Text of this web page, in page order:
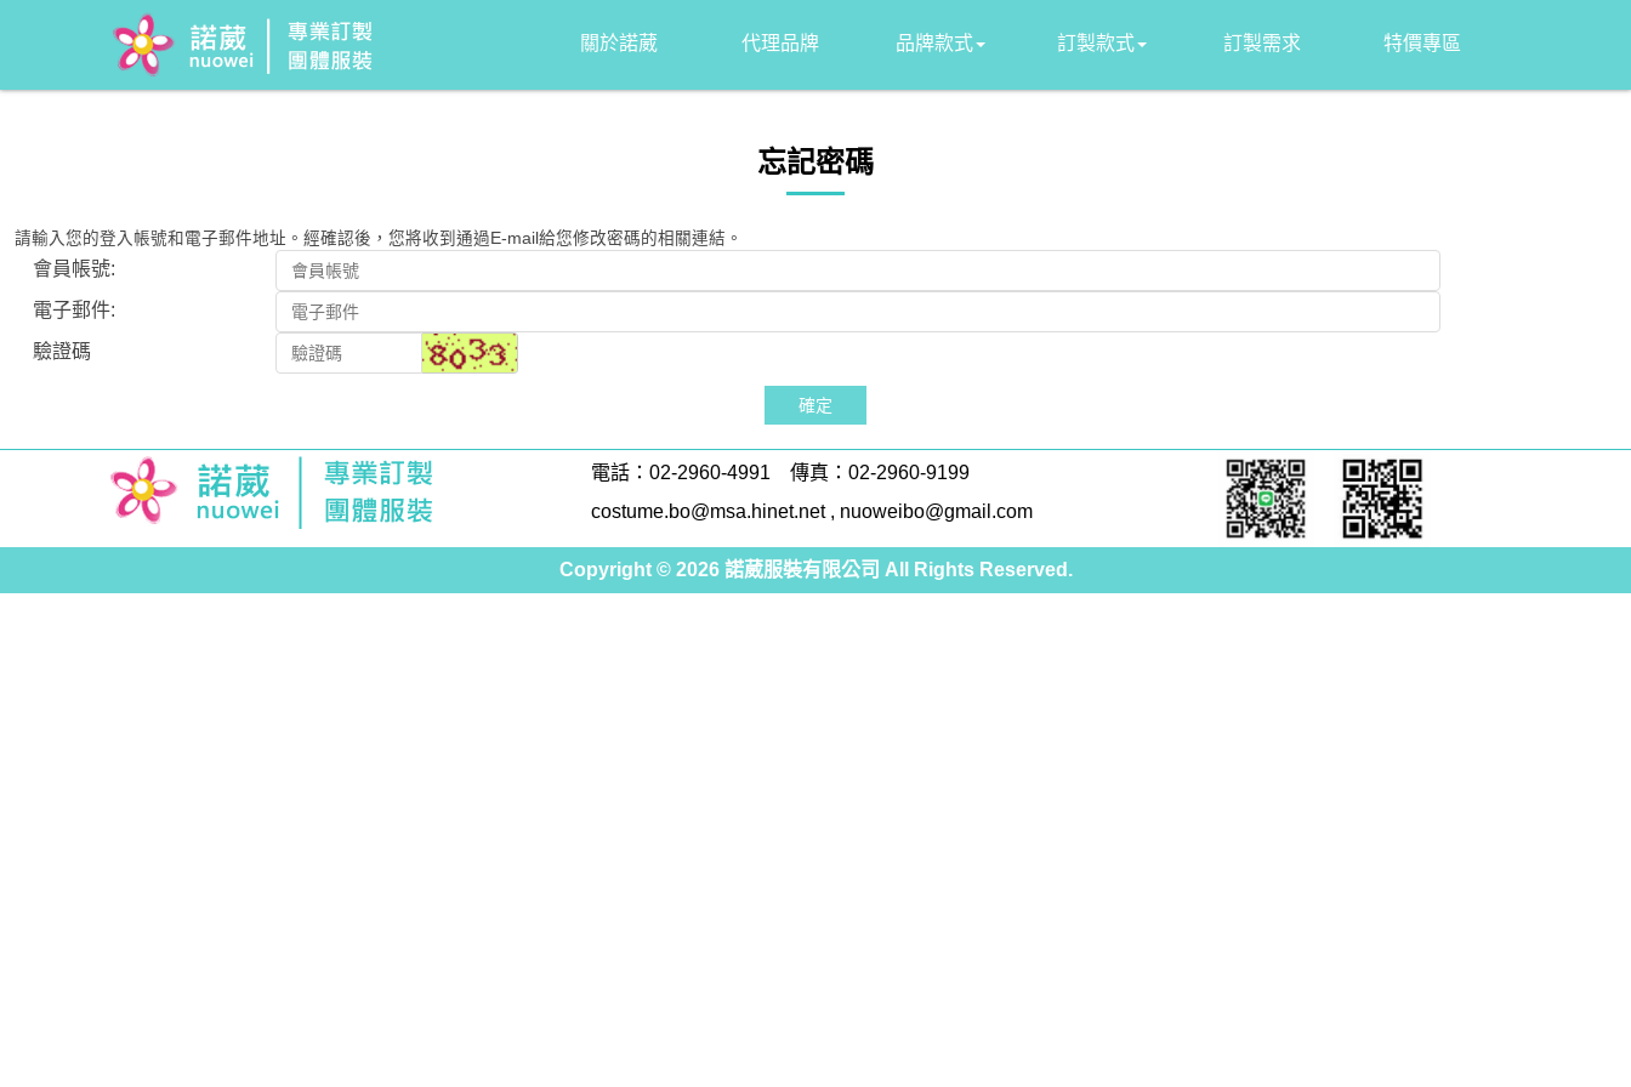
關於諾葳 代理品牌 品牌款式 訂製款式 訂製需求 特價專區
忘記密碼
請輸入您的登入帳號和電子郵件地址。經確認後，您將收到通過E-mail給您修改密碼的相關連結。
會員帳號:
電子郵件:
驗證碼
確定
電話： 02-2960-4991
傳真：02-2960-9199
costume.bo@msa.hinet.net, nuoweibo@gmail.com
Copyright © 2026諾葳服裝有限公司 All Rights Reserved.